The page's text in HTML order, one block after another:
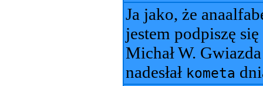
Ja jako, że
jestem podpiszę
Michał W. Gwiazda
nadesłał kometa